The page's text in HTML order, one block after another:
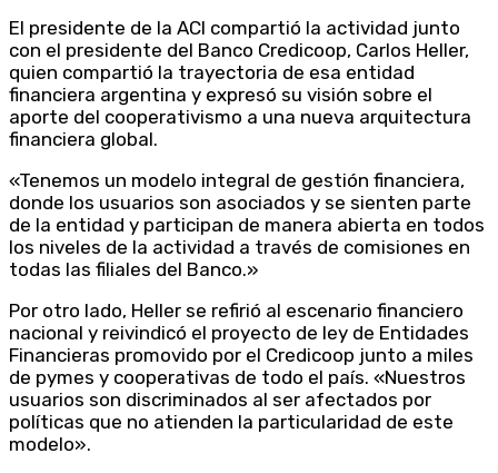
El presidente de la ACI compartió la actividad junto
con el presidente del Banco Credicoop, Carlos Heller,
quien compartió la trayectoria de esa entidad
financiera argentina y expresó su visión sobre el
aporte del cooperativismo a una nueva arquitectura
financiera global.
«Tenemos un modelo integral de gestión financiera,
donde los usuarios son asociados y se sienten parte
de la entidad y participan de manera abierta en todos
los niveles de la actividad a través de comisiones en
todas las filiales del Banco.»
Por otro lado, Heller se refirió al escenario financiero
nacional y reivindicó el proyecto de ley de Entidades
Financieras promovido por el Credicoop junto a miles
de pymes y cooperativas de todo el país. «Nuestros
usuarios son discriminados al ser afectados por
políticas que no atienden la particularidad de este
modelo».